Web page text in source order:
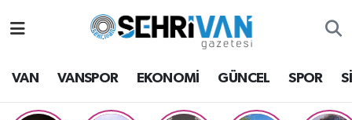
VAN VANSPOR EKONOMİ GÜNCEL SPOR
Van Hava Durumu